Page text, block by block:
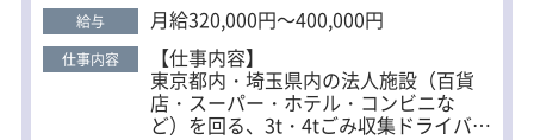
給与 月給320,000円～400,000円
仕事内容 【仕事内容】
東京都内・埼玉県内の法人施設（百貨
店・スーパー・ホテル・コンビニな
ど）を回る、3t・4tごみ収集ドライバ